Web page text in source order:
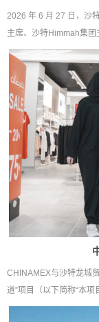
2026 年 6 月 27 日，沙
主席、沙特Himmah集
CHINAMEX与沙特龙城
道”项目（以下简称“本